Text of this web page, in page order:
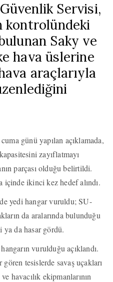
Servisi,
kontrolündeki
bulunan Saky ve
hava üslerine
araçlarıyla
günü yapılan açıklamada,
zayıflatmayı
parçası olduğu belirtildi.
içinde ikinci kez hedef alındı.
yedi hangar vuruldu; SU-
da aralarında bulunduğu
ya da hasar gördü.
vurulduğu açıklandı.
tesislerde savaş uçakları
havacılık ekipmanlarının